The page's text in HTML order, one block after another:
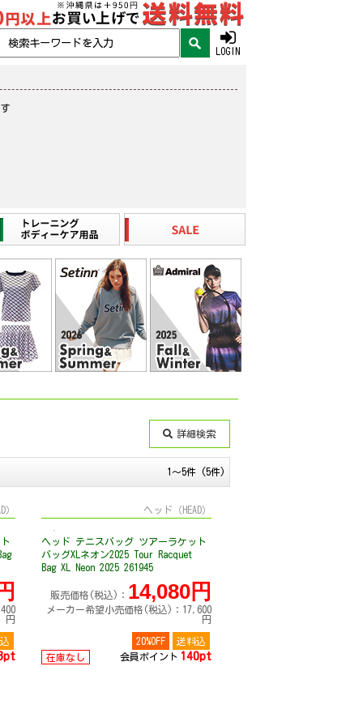
LOGIN
詳細検索
1～5件 (5件)
）
円
ヘッド（HEAD）
ヘッド テニスバッグ ツアーラケット
バッグXLネオン2025 Tour Racquet
Bag XL Neon 2025 261945
販売価格(税込)： 14,080円
メーカー希望小売価格(税込)：17,600
円
20%OFF
送料込
在庫なし
会員ポイント 140pt